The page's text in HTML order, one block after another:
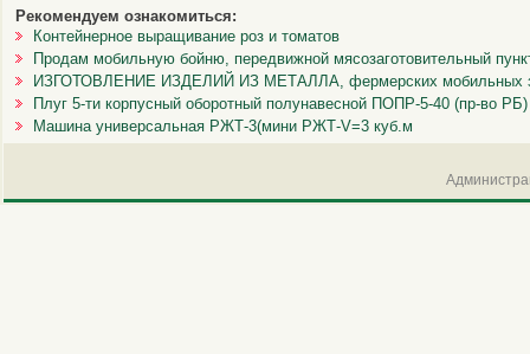
Рекомендуем ознакомиться:
Контейнерное выращивание роз и томатов
Продам мобильную бойню, передвижной мясозаготовительный
ИЗГОТОВЛЕНИЕ ИЗДЕЛИЙ ИЗ МЕТАЛЛА, фермерских мобильных
Плуг 5-ти корпусный оборотный полунавесной ПОПР-5-40 (пр-во РБ)
Машина универсальная РЖТ-3(мини РЖТ-V=3 куб.м